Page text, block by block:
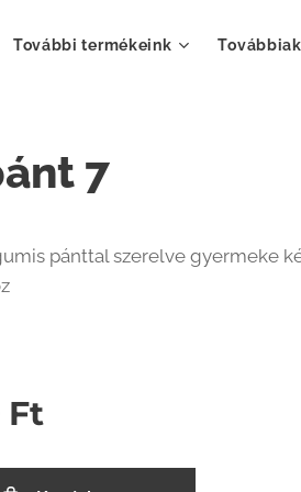
További termékeink Továbbiak
7
pánttal szerelve gyermeke
Ft